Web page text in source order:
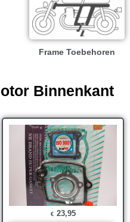
Frame Toebehoren
Binnenkant
€ 23,95